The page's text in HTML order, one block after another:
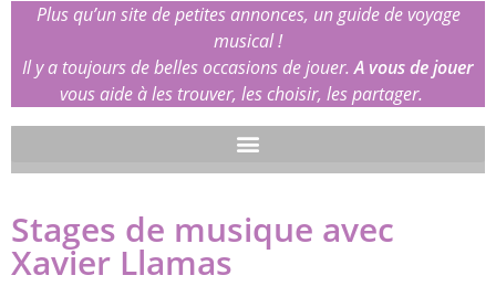
Plus qu’un site de petites annonces, un guide de voyage
musical !
Il y a toujours de belles occasions de jouer.A vous de jouer
vous aide à les trouver, les choisir, les partager.
Stages de musique avec
Xavier Llamas